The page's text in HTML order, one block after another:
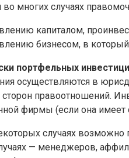
во многих случаях
капиталом,
бизнесом, в
портфельных
осуществляются в
сторон правоотношений.
фирмы (если она имеет
случаях
— менеджеров,